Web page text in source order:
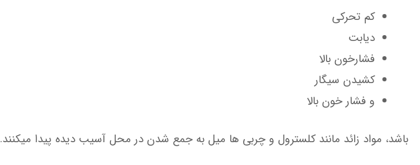
کم تحرکی
دیابت
فشارخون بالا
کشیدن سیگار
و فشار خون بالا
باشد، مواد زائد مانند کلسترول و چربی ها میل به جمع شدن در محل آسیب دیده پیدا میکنند.